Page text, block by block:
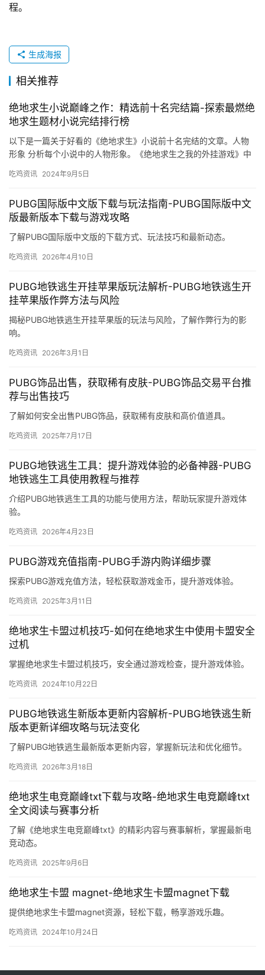
程。
生成海报
相关推荐
绝地求生小说巅峰之作：精选前十名完结篇-探索最燃绝
地求生题材小说完结排行榜
以下是一篇关于好看的《绝地求生》小说前十名完结的文章。人物
形象 分析每个小说中的人物形象。《绝地求生之我的外挂游戏》中
吃鸡资讯 2024年9月5日
PUBG国际版中文版下载与玩法指南-PUBG国际版中文
版最新版本下载与游戏攻略
了解PUBG国际版中文版的下载方式、玩法技巧和最新动态。
吃鸡资讯 2026年4月10日
PUBG地铁逃生开挂苹果版玩法解析-PUBG地铁逃生开
挂苹果版作弊方法与风险
揭秘PUBG地铁逃生开挂苹果版的玩法与风险，了解作弊行为的影
响。
吃鸡资讯 2026年3月1日
PUBG饰品出售，获取稀有皮肤-PUBG饰品交易平台推
荐与出售技巧
了解如何安全出售PUBG饰品，获取稀有皮肤和高价值道具。
吃鸡资讯 2025年7月17日
PUBG地铁逃生工具：提升游戏体验的必备神器-PUBG
地铁逃生工具使用教程与推荐
介绍PUBG地铁逃生工具的功能与使用方法，帮助玩家提升游戏体
验。
吃鸡资讯 2026年4月23日
PUBG游戏充值指南-PUBG手游内购详细步骤
探索PUBG游戏充值方法，轻松获取游戏金币，提升游戏体验。
吃鸡资讯 2025年3月11日
绝地求生卡盟过机技巧-如何在绝地求生中使用卡盟安全
过机
掌握绝地求生卡盟过机技巧，安全通过游戏检查，提升游戏体验。
吃鸡资讯 2024年10月22日
PUBG地铁逃生新版本更新内容解析-PUBG地铁逃生新
版本更新详细攻略与玩法变化
了解PUBG地铁逃生最新版本更新内容，掌握新玩法和优化细节。
吃鸡资讯 2026年3月18日
绝地求生电竞巅峰txt下载与攻略-绝地求生电竞巅峰txt
全文阅读与赛事分析
了解《绝地求生电竞巅峰txt》的精彩内容与赛事解析，掌握最新电
竞动态。
吃鸡资讯 2025年9月6日
绝地求生卡盟 magnet-绝地求生卡盟magnet下载
提供绝地求生卡盟magnet资源，轻松下载，畅享游戏乐趣。
吃鸡资讯 2024年10月24日